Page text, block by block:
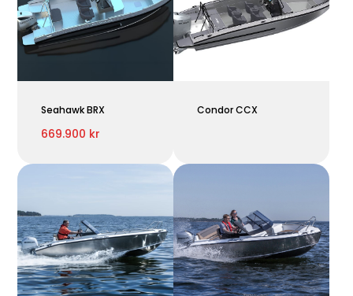
Seahawk BRX
669.900 kr
Condor CCX